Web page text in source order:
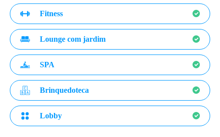
Fitness
Lounge com jardim
SPA
Brinquedoteca
Lobby